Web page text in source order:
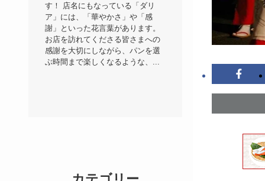
す！ 店名にもなっている「ダリ
ア」には、「華やかさ」や「感
謝」といった花言葉があります。
お店を訪れてくださる皆さまへの
感謝を大切にしながら、パンを選
ぶ時間まで楽しくなるような、...